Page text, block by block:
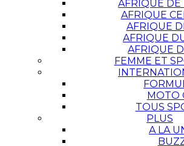
AFRIQUE DE
AFRIQUE
AFRIQUE
AFRIQUE
AFRIQUE
FEMME ET
MOTO
TOUS
PLUS
A LA